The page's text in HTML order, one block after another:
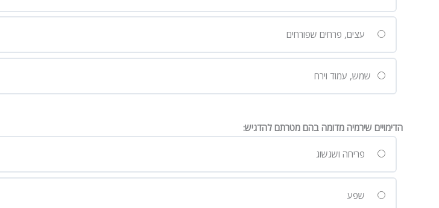
עצים, פרחים שפורחים
שמש, עמוד וירח
הדימויים שירמיה מדומה בהם מטרתם להדגיש:
פריחה ושגשוג
שפע